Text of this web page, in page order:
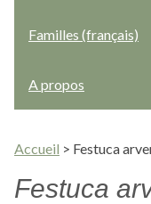
Familles (français)
A propos
Accueil > Festuca
Festuca